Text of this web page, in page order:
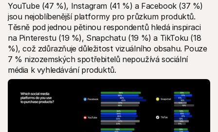
YouTube (47 %), Instagram (41 %) a Facebook (37 %)
jsou nejoblíbenější platformy pro průzkum produktů.
Těsně pod jednou pětinou respondentů hledá inspiraci
na Pinterestu (19 %), Snapchatu (19 %) a TikToku (18
%), což zdůrazňuje důležitost vizuálního obsahu. Pouze
7 % nizozemských spotřebitelů nepoužívá sociální
média k vyhledávání produktů.